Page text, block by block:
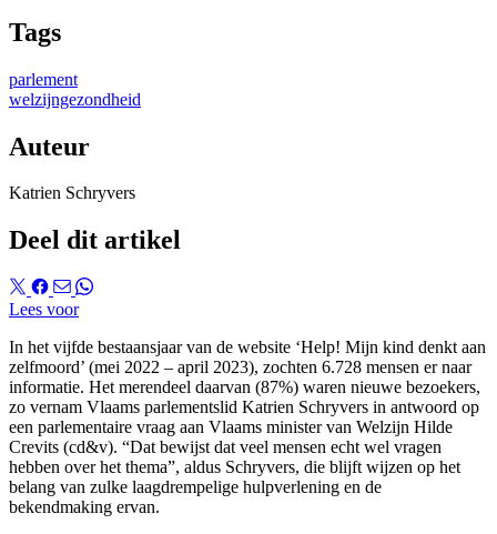
Tags
parlement
welzijngezondheid
Auteur
Katrien Schryvers
Deel dit artikel
Lees voor
In het vijfde bestaansjaar van de website ‘Help! Mijn kind denkt aan
zelfmoord’ (mei 2022 – april 2023), zochten 6.728 mensen er naar
informatie. Het merendeel daarvan (87%) waren nieuwe bezoekers,
zo vernam Vlaams parlementslid Katrien Schryvers in antwoord op
een parlementaire vraag aan Vlaams minister van Welzijn Hilde
Crevits (cd&v). “Dat bewijst dat veel mensen echt wel vragen
hebben over het thema”, aldus Schryvers, die blijft wijzen op het
belang van zulke laagdrempelige hulpverlening en de
bekendmaking ervan.